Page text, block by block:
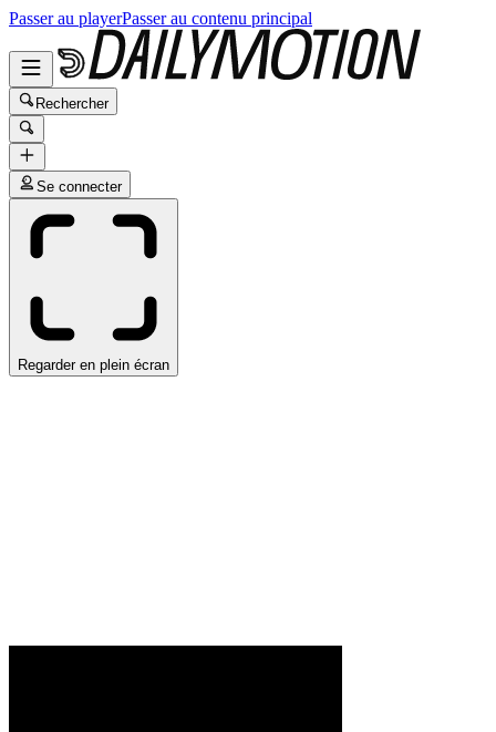
Passer au playerPasser au contenu principal
Rechercher
Se connecter
Regarder en plein écran